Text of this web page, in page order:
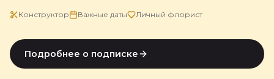
Конструктор Важные даты Личный флорист
Подробнее о подписке